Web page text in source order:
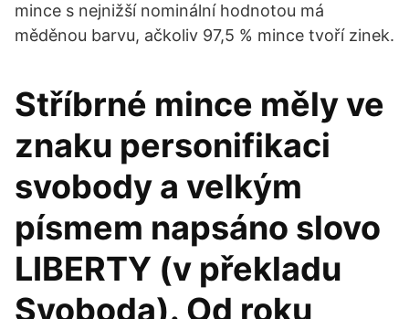
mince s nejnižší nominální hodnotou má
měděnou barvu, ačkoliv 97,5 % mince tvoří zinek.
Stříbrné mince měly ve
znaku personifikaci
svobody a velkým
písmem napsáno slovo
LIBERTY (v překladu
Svoboda). Od roku